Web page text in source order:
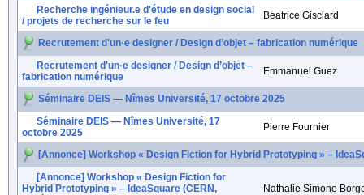
Recherche ingénieur.e d'étude en design social
/ projets de recherche sur le feu
Beatrice Gisclard
Recrutement d'un·e designer / Design d’objet – fabrication numérique
Recrutement d'un·e designer / Design d’objet –
fabrication numérique
Emmanuel Guez
Séminaire DEIS — Nîmes Université, 17 octobre 2025
Séminaire DEIS — Nîmes Université, 17
octobre 2025
Pierre Fournier
[Annonce] Workshop « Design Fiction for Hybrid Prototyping » –
[Annonce] Workshop « Design Fiction for
Hybrid Prototyping » – IdeaSquare (CERN,
Nathalie Simone